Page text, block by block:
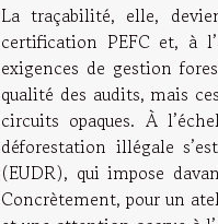
La traçabilité, elle,
certification PEFC et, à
exigences de gestion
qualité des audits, mais
circuits opaques. À
déforestation illégale
(EUDR), qui impose
Concrètement, pour un